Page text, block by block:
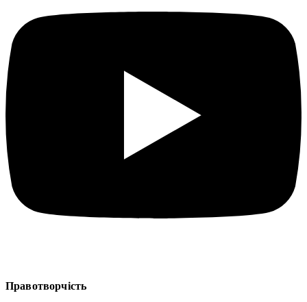
Правотворчість